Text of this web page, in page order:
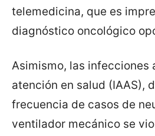
telemedicina, que es
diagnóstico oncológico
Asimismo, las infecciones
atención en salud (IAAS),
frecuencia de casos de
ventilador mecánico se